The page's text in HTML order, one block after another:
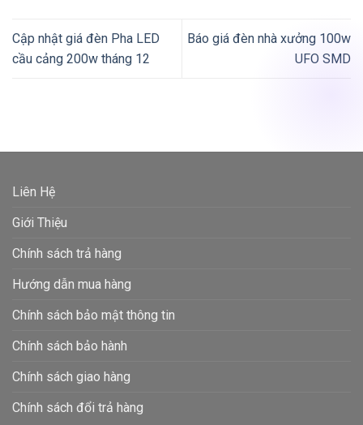
Cập nhật giá đèn Pha LED
cầu cảng 200w tháng 12
Báo giá đèn nhà xưởng 100w
UFO SMD
Liên Hệ
Giới Thiệu
Chính sách trả hàng
Hướng dẫn mua hàng
Chính sách bảo mật thông tin
Chính sách bảo hành
Chính sách giao hàng
Chính sách đổi trả hàng